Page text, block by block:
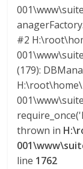
v
a
#2
(179):
thrown in
line 1762